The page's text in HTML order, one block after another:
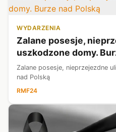
WYDARZENIA
Zalane posesje,
uszkodzone domy.
Zalane posesje, nieprzejezdne
nad Polską
RMF24